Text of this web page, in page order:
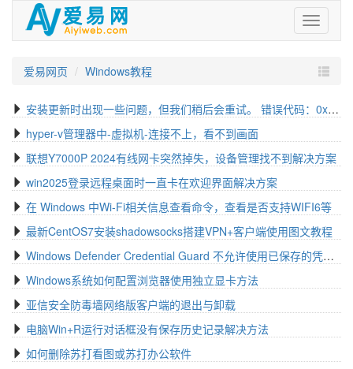
爱
易
爱易网页
Windows教程
安装更新时出现一些问题，但我们稍后会重试。 错误代码：0x8e5e0408
hyper-v管理器中-虚拟机-连接不上，看不到画面
联想Y7000P 2024有线网卡突然掉失，设备管理找不到解决方案
win2025登录远程桌面时一直卡在欢迎界面解决方案
在 Windows 中Wi-Fi相关信息查看命令，查看是否支持WIFI6等
最新CentOS7安装shadowsocks搭建VPN+客户端使用图文教程
Windows Defender Credential Guard 不允许使用已保存的凭据请输入你的凭据 2个解决方法
Windows系统如何配置浏览器使用独立显卡方法
亚信安全防毒墙网络版客户端的退出与卸载
电脑Win+R运行对话框没有保存历史记录解决方法
如何删除苏打看图或苏打办公软件